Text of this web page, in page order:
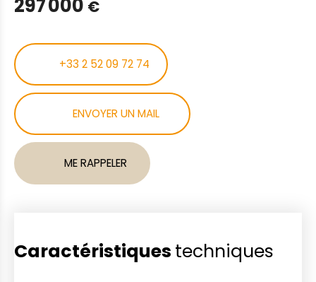
297 000 €
+33 2 52 09 72 74
ENVOYER UN MAIL
ME RAPPELER
Caractéristiques techniques